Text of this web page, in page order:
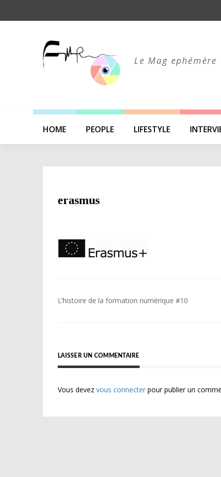
to
Le Mag
HOME PEOPLE LIFESTYLE
erasmus
Navigation
L’histoire de la formation numérique #10
LAISSER UN COMMENTAIRE
Vous devez vous connecter pour publier un